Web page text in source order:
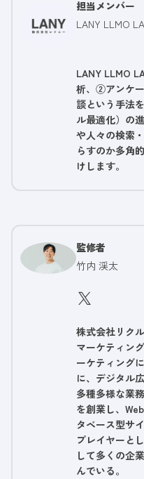
担当メンバー
LANY LLMO
LANY LLMO
析、②アンケ
談という手法
ル最適化）の
や人々の検索
らすのか多角
けします。
監修者
竹内 渓太
株式会社リク
マーケティン
ーケティング
に、デジタル
多種多様な業
を創業し、
タベース型サ
プレイヤーと
して多くの企
んでいる。